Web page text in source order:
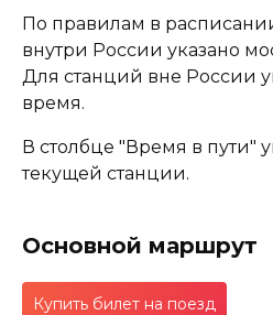
По правилам в
внутри России указано
Для станций вне России
время.
В столбце "Время в пути"
текущей станции.
Основной маршрут
Купить билет на поезд